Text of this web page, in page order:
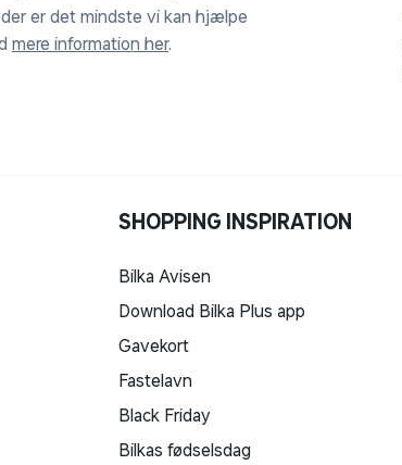
er det mindste vi kan hjælpe
mere information her.
SHOPPING INSPIRATION
Bilka Avisen
Download Bilka Plus app
Gavekort
Fastelavn
Black Friday
Bilkas fødselsdag